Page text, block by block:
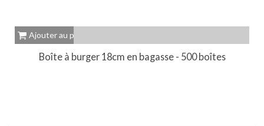
Ajouter au panier
Boîte à burger 18cm en bagasse - 500 boîtes